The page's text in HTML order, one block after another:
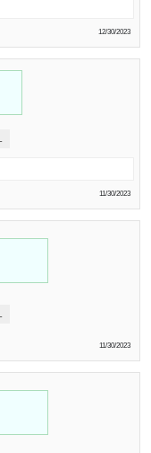
12/30/2023
11/30/2023
11/30/2023